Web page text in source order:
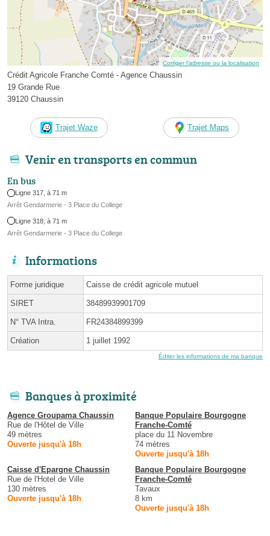
Corriger l’adresse ou la localisation
Crédit Agricole Franche Comté - Agence Chaussin
19 Grande Rue
39120 Chaussin
Trajet Waze Trajet Maps
Venir en transports en commun
En bus
Ligne 317, à 71 m
Arrêt Gendarmerie - 3 Place du College
Ligne 318, à 71 m
Arrêt Gendarmerie - 3 Place du College
Informations
Forme juridique Caisse de crédit agricole mutuel
SIRET 38489939901709
N° TVA Intra. FR24384899399
Création 1 juillet 1992
Éditer les informations de ma banque
Banques à proximité
Agence Groupama Chaussin
Rue de l'Hôtel de Ville
49 mètres
Ouverte jusqu'à 18h
Banque Populaire Bourgogne
Franche-Comté
place du 11 Novembre
74 mètres
Ouverte jusqu'à 18h
Caisse d'Epargne Chaussin
Rue de l'Hotel de Ville
130 mètres
Ouverte jusqu'à 18h
Banque Populaire Bourgogne
Franche-Comté
Tavaux
8 km
Ouverte jusqu'à 18h